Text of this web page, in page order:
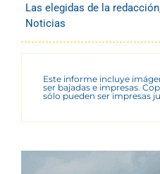
Las elegidas de la redacción
Noticias
Este informe incluye
ser bajadas e impresas.
sólo pueden ser impresas